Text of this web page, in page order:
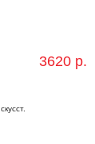
3620 р.